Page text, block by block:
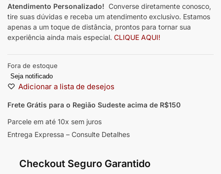
Atendimento Personalizado! Converse diretamente conosco,
tire suas dúvidas e receba um atendimento exclusivo. Estamos
apenas a um toque de distância, prontos para tornar sua
experiência ainda mais especial. CLIQUE AQUI!
Fora de estoque
Seja notificado
Adicionar a lista de desejos
Frete Grátis para o Região Sudeste acima de R$150
Parcele em até 10x sem juros
Entrega Expressa – Consulte Detalhes
Checkout Seguro Garantido